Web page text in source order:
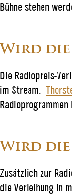
Bühne stehen
Wird die
Die Radiopreis-
im Stream.
Wird die
Zusätzlich zur
die Verleihung in